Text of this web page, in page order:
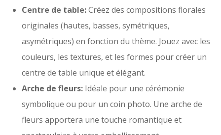
Centre de table:Créez des compositions florales
originales (hautes, basses, symétriques,
asymétriques) en fonction du thème. Jouez avec les
couleurs, les textures, et les formes pour créer un
centre de table unique et élégant.
Arche de fleurs: Idéale pour une cérémonie
symbolique ou pour un coin photo. Une arche de
fleurs apportera une touche romantique et